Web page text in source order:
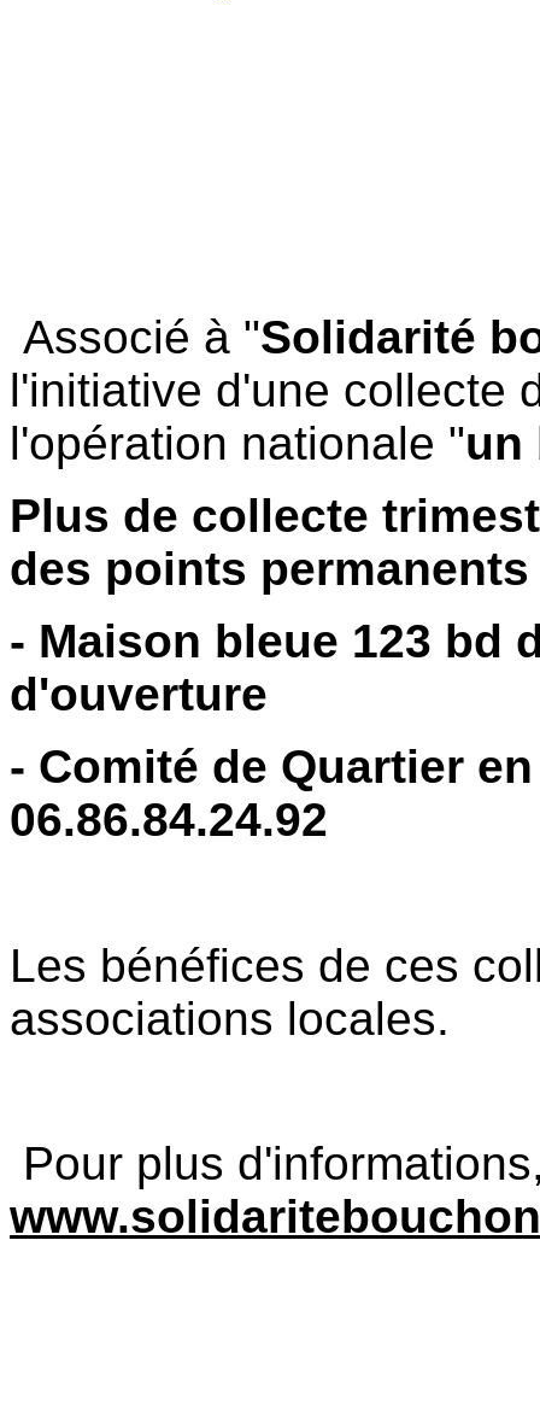
Associé à "Solidarité
l'initiative d'une collecte
l'opération nationale "un
Plus de collecte
des points
- Maison bleue 123 bd
d'ouverture
- Comité de Quartier
06.86.84.24.92
Les bénéfices de ces
associations locales.
Pour plus